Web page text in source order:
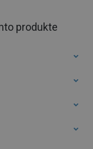
produkte